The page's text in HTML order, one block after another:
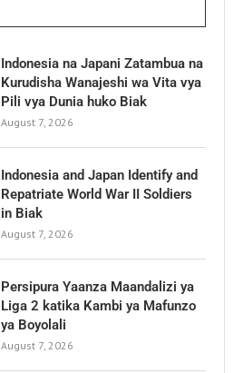
Indonesia na Japani Zatambua na
Kurudisha Wanajeshi wa Vita vya
Pili vya Dunia huko Biak
August 7, 2026
Indonesia and Japan Identify and
Repatriate World War II Soldiers
in Biak
August 7, 2026
Persipura Yaanza Maandalizi ya
Liga 2 katika Kambi ya Mafunzo
ya Boyolali
August 7, 2026